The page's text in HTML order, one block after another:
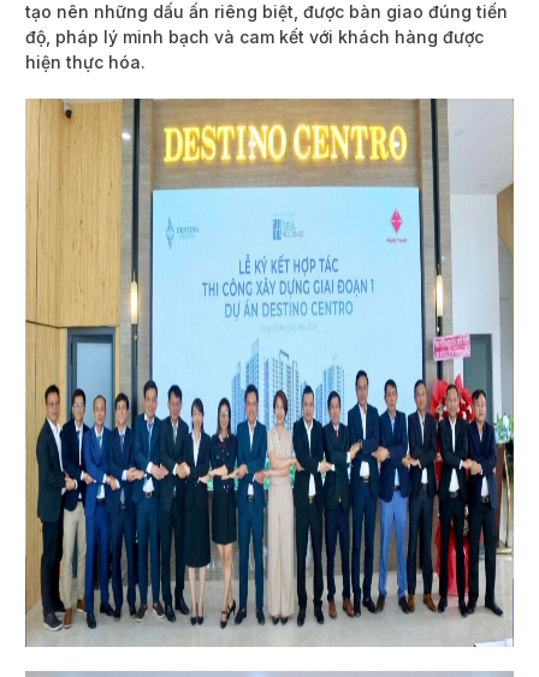
tạo nên những dấu ấn riêng biệt, được bàn giao đúng tiến
độ, pháp lý minh bạch và cam kết với khách hàng được
hiện thực hóa.